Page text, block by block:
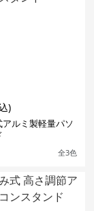
)
ルミ製軽量パソ
全3色